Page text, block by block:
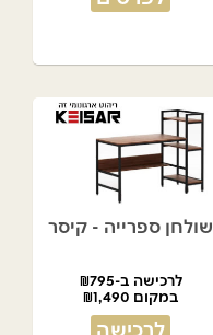
שולחן ספרייה - קיסר
לרכישה ב-₪795
במקום ₪1,490